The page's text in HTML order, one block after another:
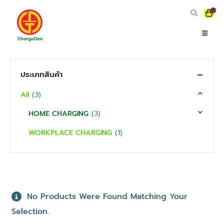
0
No Products Were Found Matching Your
Selection.
ประเภทสินค้า
All (3)
HOME CHARGING (3)
WORKPLACE CHARGING (1)